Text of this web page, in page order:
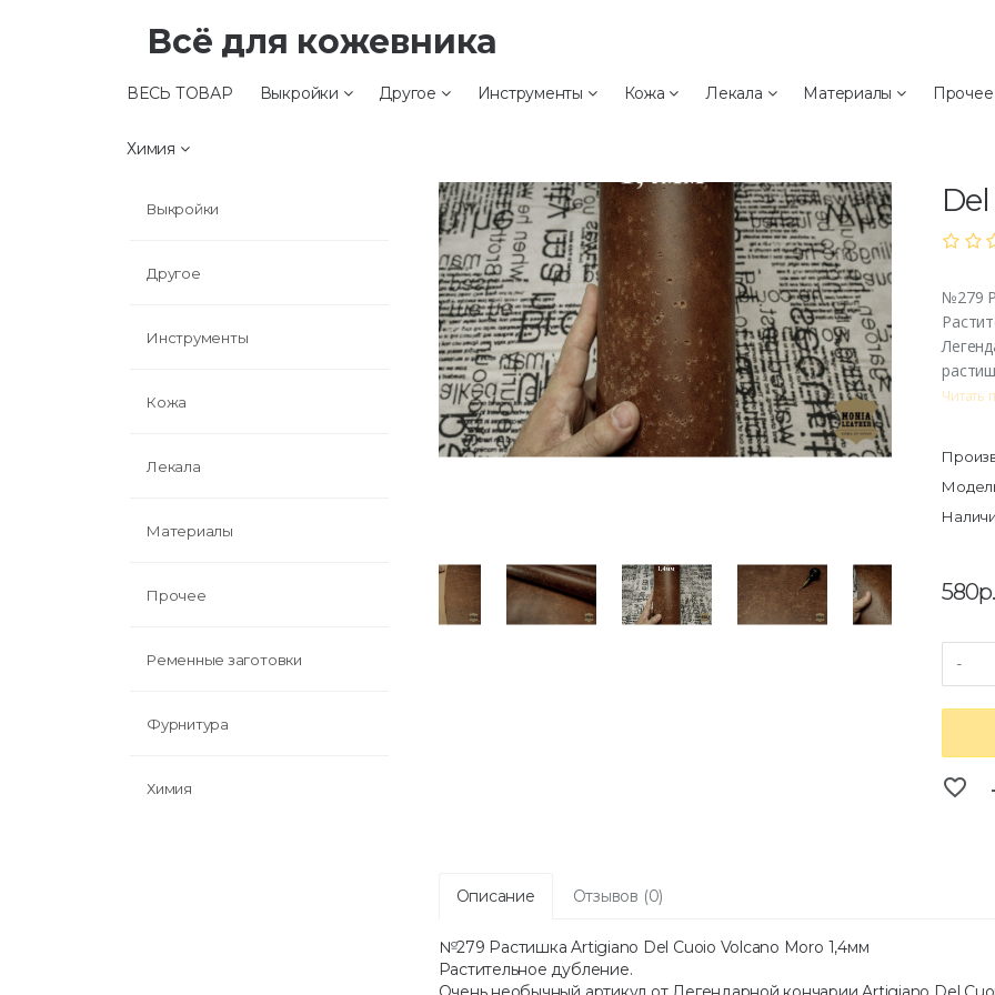
Всё для кожевника
ВЕСЬ ТОВАР Выкройки Другое Инструменты Кожа Лекала Материалы Прочее
Химия
ВЕСЬ ТОВАР
Выкройки
Другое
Инструменты
Кожа
Лекала
Материалы
Прочее
Ременные заготовки
Фурнитура
Химия
№279
Читать
580р.
-
favorite_border
Описание Отзывов (0)
№279 Растишка Artigiano Del Cuoio Volcano Moro 1,4мм
Растительное дубление.